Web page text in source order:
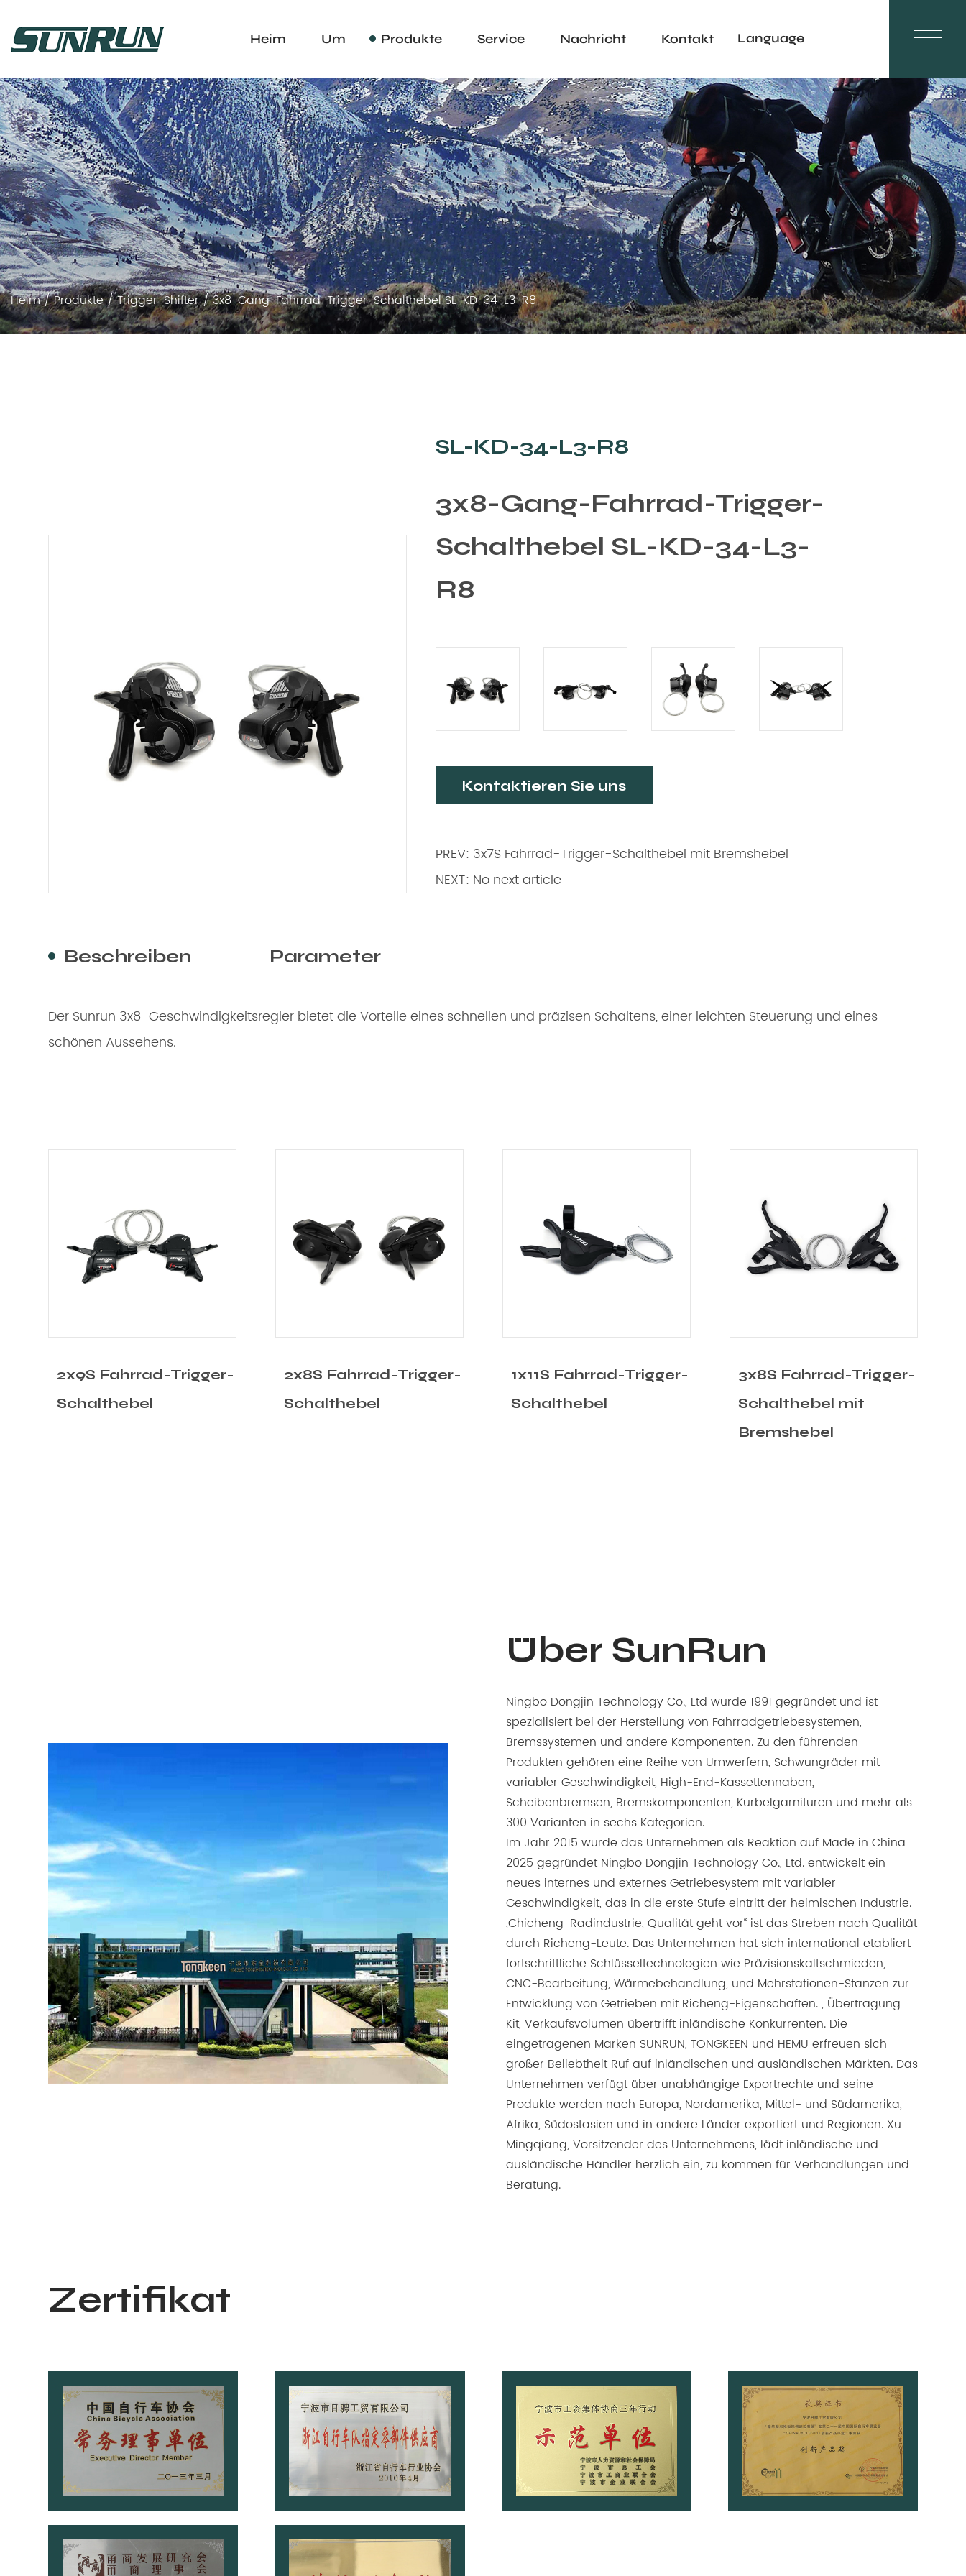
Heim Um Produkte Service Nachricht Kontakt Language
Heim/Produkte/Trigger-Shifter/3x8-Gang-Fahrrad-Trigger-Schalthebel SL-KD-34-L3-R8
SL-KD-34-L3-R8
3x8-Gang-Fahrrad-Trigger-
Schalthebel SL-KD-34-L3-
R8
Kontaktieren Sie uns
PREV: 3x7S Fahrrad-Trigger-Schalthebel mit Bremshebel
NEXT: No next article
Beschreiben Parameter
Der Sunrun 3x8-Geschwindigkeitsregler bietet die Vorteile eines schnellen und präzisen Schaltens, einer leichten Steuerung und eines
schönen Aussehens.
2x8S Fahrrad-Trigger-
Schalthebel
1x11S Fahrrad-Trigger-
Schalthebel
3x8S Fahrrad-Trigger-
Schalthebel mit
3x7S Fahrrad-Trigger-
Schalthebel
Über SunRun
Ningbo Dongjin Technology Co., Ltd wurde 1991 gegründet und ist
spezialisiert bei der Herstellung von Fahrradgetriebesystemen,
Bremssystemen und andere Komponenten. Zu den führenden
Produkten gehören eine Reihe von Umwerfern, Schwungräder mit
variabler Geschwindigkeit, High-End-Kassettennaben,
Scheibenbremsen, Bremskomponenten, Kurbelgarnituren und mehr als
300 Varianten in sechs Kategorien.
Im Jahr 2015 wurde das Unternehmen als Reaktion auf Made in China
2025 gegründet Ningbo Dongjin Technology Co., Ltd. entwickelt ein
neues internes und externes Getriebesystem mit variabler
Geschwindigkeit, das in die erste Stufe eintritt der heimischen Industrie.
„Chicheng-Radindustrie, Qualität geht vor“ ist das Streben nach Qualität
durch Richeng-Leute. Das Unternehmen hat sich international etabliert
fortschrittliche Schlüsseltechnologien wie Präzisionskaltschmieden,
CNC-Bearbeitung, Wärmebehandlung, und Mehrstationen-Stanzen zur
Entwicklung von Getrieben mit Richeng-Eigenschaften. , Übertragung
Kit, Verkaufsvolumen übertrifft inländische Konkurrenten. Die
eingetragenen Marken SUNRUN, TONGKEEN und HEMU erfreuen sich
großer Beliebtheit Ruf auf inländischen und ausländischen Märkten. Das
Unternehmen verfügt über unabhängige Exportrechte und seine
Produkte werden nach Europa, Nordamerika, Mittel- und Südamerika,
Afrika, Südostasien und in andere Länder exportiert und Regionen. Xu
Mingqiang, Vorsitzender des Unternehmens, lädt inländische und
ausländische Händler herzlich ein, zu kommen für Verhandlungen und
Beratung.
Zertifikat